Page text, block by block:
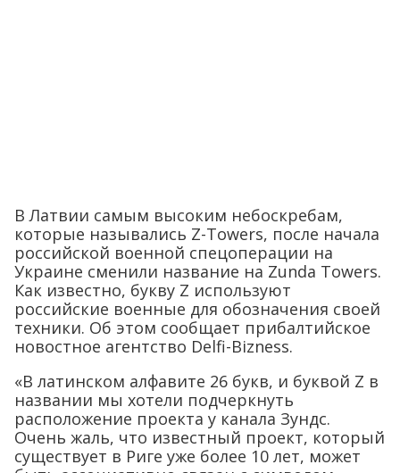
В Латвии самым высоким небоскребам,
которые назывались Z-Towers, после начала
российской военной спецоперации на
Украине сменили название на Zunda Towers.
Как известно, букву Z используют
российские военные для обозначения своей
техники. Об этом сообщает прибалтийское
новостное агентство Delfi-Bizness.
«В латинском алфавите 26 букв, и буквой Z в
названии мы хотели подчеркнуть
расположение проекта у канала Зундс.
Очень жаль, что известный проект, который
существует в Риге уже более 10 лет, может